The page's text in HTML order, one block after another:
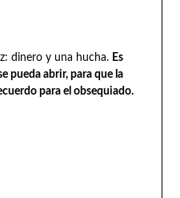
dinero y una hucha. Es
pueda abrir, para que la
para el obsequiado.